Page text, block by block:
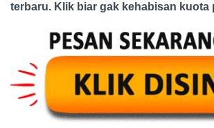
terbaru. Klik biar gak kehabisan kuota